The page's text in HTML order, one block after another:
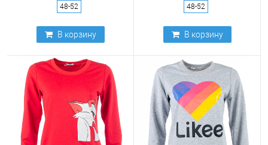
48-52
В корзину
48-52
В корзину